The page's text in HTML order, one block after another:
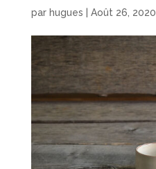
par hugues Août 26, 2020